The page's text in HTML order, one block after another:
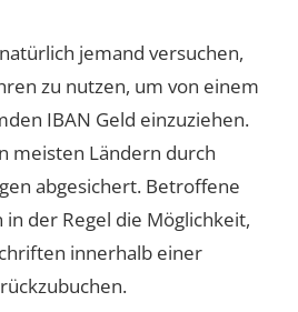
jemand versuchen,
zu nutzen, um von einem
IBAN Geld einzuziehen.
meisten Ländern durch
abgesichert. Betroffene
der Regel die Möglichkeit,
innerhalb einer